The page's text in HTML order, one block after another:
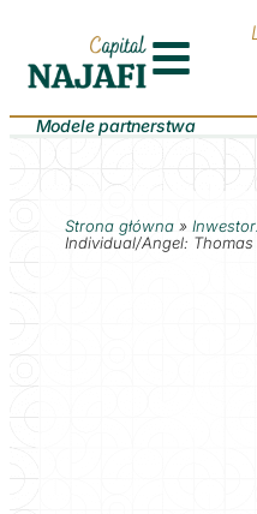
Modele partnerstwa
Strona główna»
Individual/Angel: Thomas